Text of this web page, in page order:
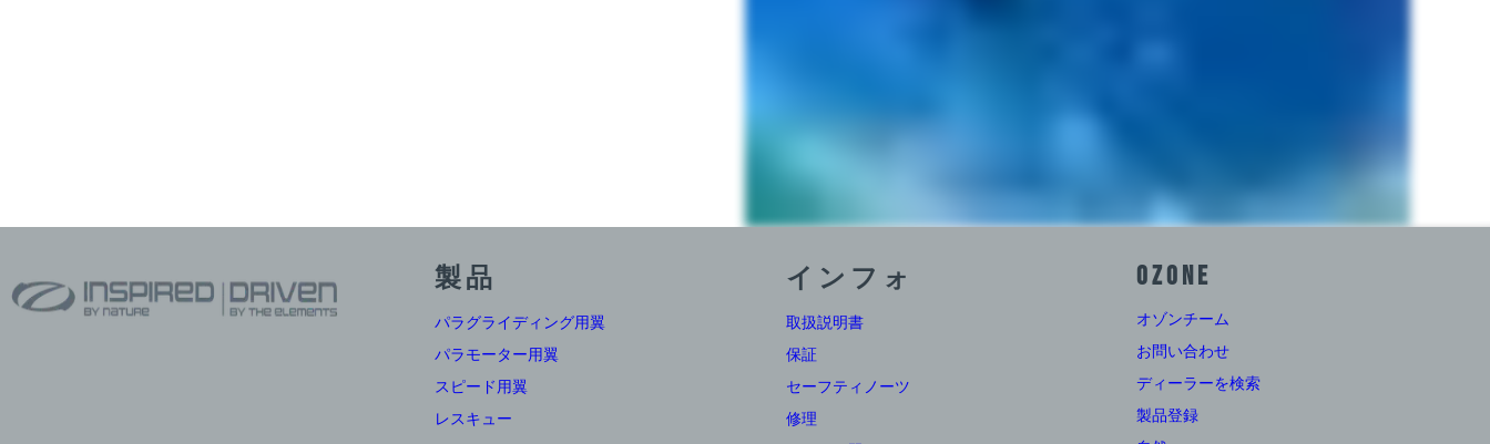
製品
パラグライディング用翼
パラモーター用翼
スピード用翼
レスキュー
インフォ
取扱説明書
保証
セーフティノーツ
修理
OZONE
オゾンチーム
お問い合わせ
ディーラーを検索
製品登録